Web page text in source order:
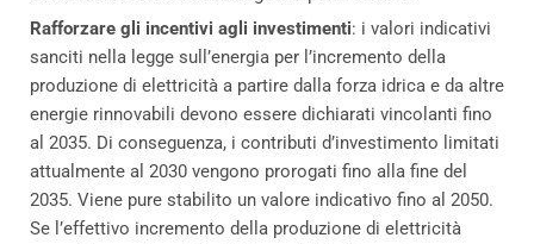
Rafforzare gli incentivi agli investimenti: i valori indicativi
sanciti nella legge sull’energia per l’incremento della
produzione di elettricità a partire dalla forza idrica e da altre
energie rinnovabili devono essere dichiarati vincolanti fino
al 2035. Di conseguenza, i contributi d’investimento limitati
attualmente al 2030 vengono prorogati fino alla fine del
2035. Viene pure stabilito un valore indicativo fino al 2050.
Se l’effettivo incremento della produzione di elettricità